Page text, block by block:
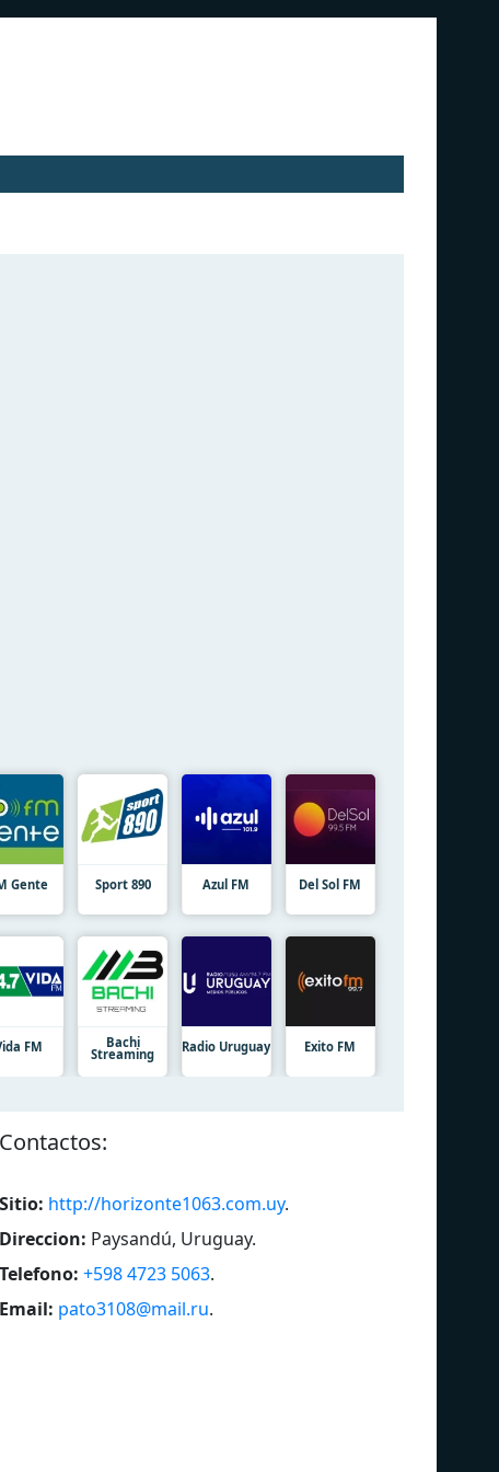
Gente Sport 890 Azul FM Del Sol FM
FM Bachi
Streaming Radio Uruguay Exito FM
Сontactos:
Sitio: http://horizonte1063.com.uy.
Direccion: Paysandú, Uruguay.
Telefono: +598 4723 5063.
Email: pato3108@mail.ru.